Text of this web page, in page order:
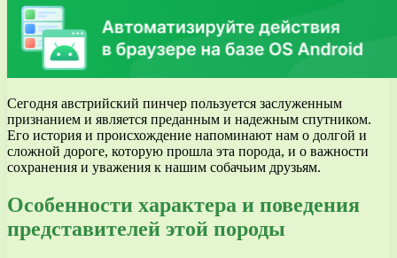
Сегодня австрийский пинчер пользуется заслуженным
признанием и является преданным и надежным спутником.
Его история и происхождение напоминают нам о долгой и
сложной дороге, которую прошла эта порода, и о важности
сохранения и уважения к нашим собачьим друзьям.
Особенности характера и поведения
представителей этой породы